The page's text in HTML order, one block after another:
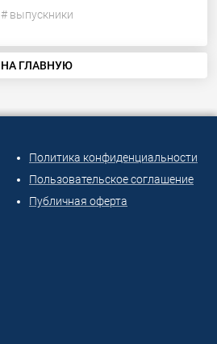
# выпускники
НА ГЛАВНУЮ
Политика конфиденциальности
Пользовательское соглашение
Публичная оферта